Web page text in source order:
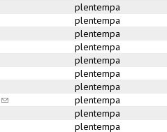
plentempa
plentempa
e-mail)
plentempa
sends e-mail)
plentempa
plentempa
plentempa
plentempa
(link sends e-mail)plentempa
plentempa
plentempa